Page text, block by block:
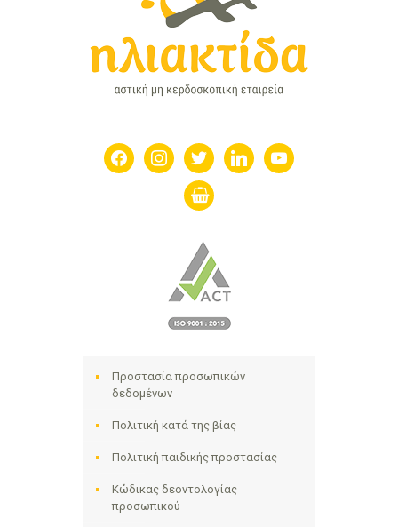
facebookinstagramtwitter linkedin youtube
shopping-
basket
Προστασία προσωπικών
δεδομένων
Πολιτική κατά της βίας
Πολιτική παιδικής προστασίας
Κώδικας δεοντολογίας
προσωπικού